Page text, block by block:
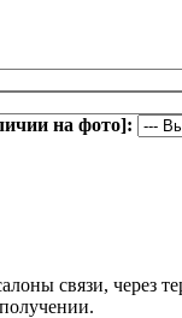
на фото]:
связи, через